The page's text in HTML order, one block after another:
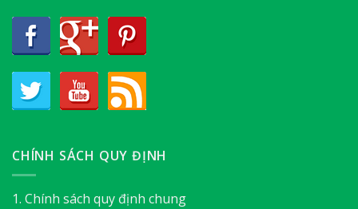
CHÍNH SÁCH QUY ĐỊNH
1. Chính sách quy định chung